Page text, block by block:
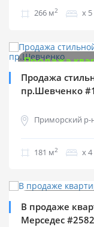
266 м2 х 5
Продажа
Продажа
пр.Шевченко
Приморский р-
181 м2 х 4
В продаже
Мерседес